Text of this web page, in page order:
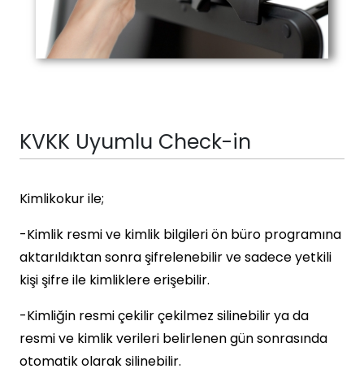
KVKK Uyumlu Check-in
Kimlikokur ile;
-Kimlik resmi ve kimlik bilgileri ön büro programına
aktarıldıktan sonra şifrelenebilir ve sadece yetkili
kişi şifre ile kimliklere erişebilir.
-Kimliğin resmi çekilir çekilmez silinebilir ya da
resmi ve kimlik verileri belirlenen gün sonrasında
otomatik olarak silinebilir.